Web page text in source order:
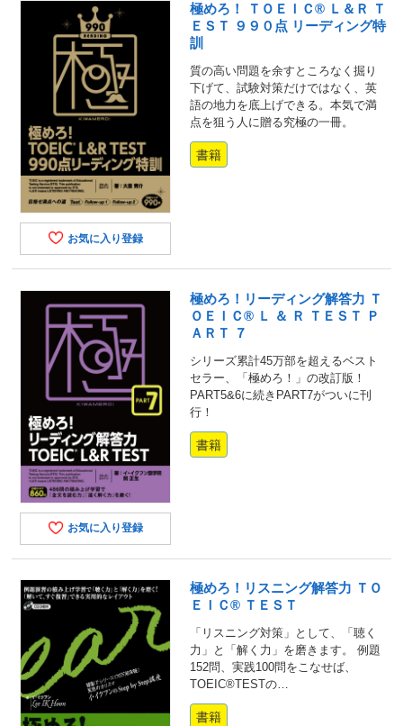
お気に入り登録
極めろ！ ＴＯＥＩＣ® Ｌ＆Ｒ Ｔ
ＥＳＴ ９９０点 リーディング特
訓
質の高い問題を余すところなく掘り
下げて、試験対策だけではなく、英
語の地力を底上げできる。本気で満
点を狙う人に贈る究極の一冊。
書籍
お気に入り登録
極めろ！リーディング解答力 Ｔ
ＯＥＩＣ® Ｌ ＆ Ｒ ＴＥＳＴ Ｐ
ＡＲＴ ７
シリーズ累計45万部を超えるベスト
セラー、「極めろ！」の改訂版！
PART5&6に続きPART7がついに刊
行！
書籍
極めろ！リスニング解答力 ＴＯ
ＥＩＣ® ＴＥＳＴ
「リスニング対策」として、「聴く
力」と「解く力」を磨きます。 例題
152問、実践100問をこなせば、
TOEIC®TESTの…
書籍